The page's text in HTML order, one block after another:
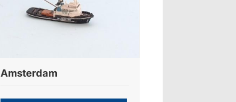
Amsterdam